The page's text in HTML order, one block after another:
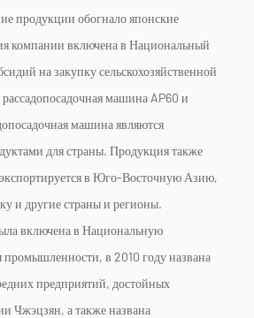
продукции обогнало японские
компании включена в Национальный
на закупку сельскохозяйственной
машина AP60 и
машина являются
для страны. Продукция также
в Юго-Восточную Азию,
другие страны и регионы.
включена в Национальную
в 2010 году названа
предприятий, достойных
Чжэцзян, а также названа